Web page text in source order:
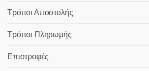
Τρόποι Αποστολής
Τρόποι Πληρωμής
Επιστροφές